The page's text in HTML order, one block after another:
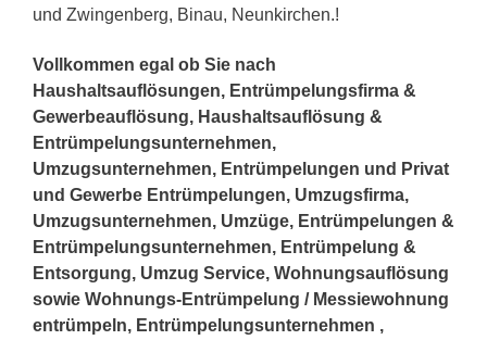
und Zwingenberg, Binau, Neunkirchen.!
Vollkommen egal ob Sie nach
Haushaltsauflösungen, Entrümpelungsfirma &
Gewerbeauflösung, Haushaltsauflösung &
Entrümpelungsunternehmen,
Umzugsunternehmen, Entrümpelungen und Privat
und Gewerbe Entrümpelungen, Umzugsfirma,
Umzugsunternehmen, Umzüge, Entrümpelungen &
Entrümpelungsunternehmen, Entrümpelung &
Entsorgung, Umzug Service, Wohnungsauflösung
sowie Wohnungs-Entrümpelung / Messiewohnung
entrümpeln, Entrümpelungsunternehmen ,